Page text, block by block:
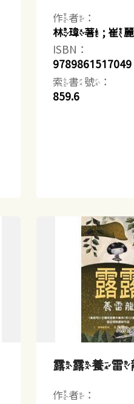
作者：
林瑋著 ; 崔
ISBN：
9789861517049
索書號：
859.6
露露養雷
作者：